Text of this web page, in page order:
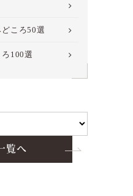
ころ50選
100選
覧へ